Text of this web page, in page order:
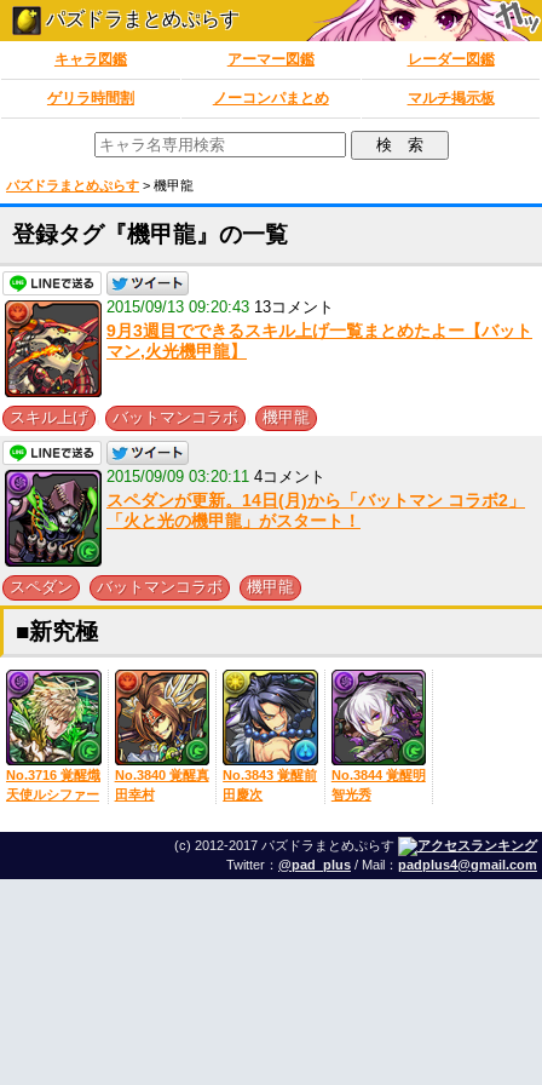
パズドラまとめぷらす
キャラ図鑑 アーマー図鑑 レーダー図鑑
ゲリラ時間割 ノーコンパまとめ マルチ掲示板
パズドラまとめぷらす > 機甲龍
登録タグ『機甲龍』の一覧
2015/09/13 09:20:43 13コメント
9月3週目でできるスキル上げ一覧まとめたよー【バット
マン,火光機甲龍】
スキル上げ バットマンコラボ 機甲龍
2015/09/09 03:20:11 4コメント
スペダンが更新。14日(月)から「バットマン コラボ2」
「火と光の機甲龍」がスタート！
スペダン バットマンコラボ 機甲龍
■新究極
No.3716 覚醒熾
天使ルシファー
No.3840 覚醒真
田幸村
No.3843 覚醒前
田慶次
No.3844 覚醒明
智光秀
(c) 2012-2017 パズドラまとめぷらす
Twitter： @pad_plus / Mail： padplus4@gmail.com